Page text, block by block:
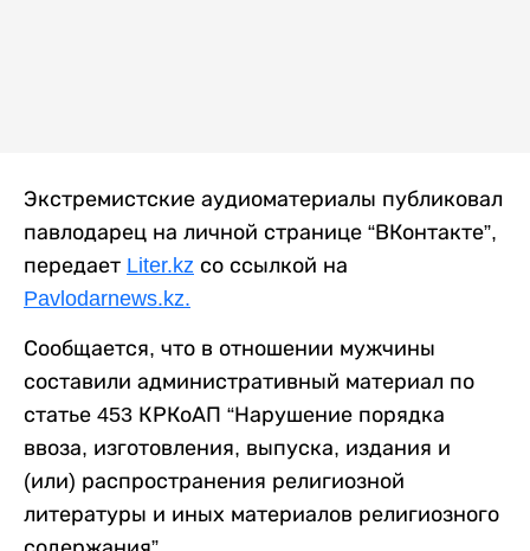
Экстремистские аудиоматериалы публиковал
павлодарец на личной странице “ВКонтакте”,
передает Liter.kz со ссылкой на
Pavlodarnews.kz.
Сообщается, что в отношении мужчины
составили административный материал по
статье 453 КРКоАП “Нарушение порядка
ввоза, изготовления, выпуска, издания и
(или) распространения религиозной
литературы и иных материалов религиозного